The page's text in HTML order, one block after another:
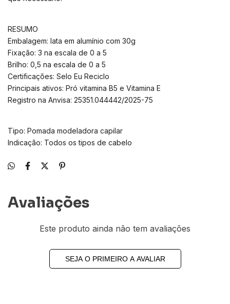
RESUMO
Embalagem: lata em alumínio com 30g
Fixação: 3 na escala de 0 a 5
Brilho: 0,5 na escala de 0 a 5
Certificações: Selo Eu Reciclo
Principais ativos: Pró vitamina B5 e Vitamina E
Registro na Anvisa: 25351.044442/2025-75
Tipo: Pomada modeladora capilar
Indicação: Todos os tipos de cabelo
Avaliações
Este produto ainda não tem avaliações
SEJA O PRIMEIRO A AVALIAR